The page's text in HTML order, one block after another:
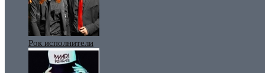
Рок исполнители